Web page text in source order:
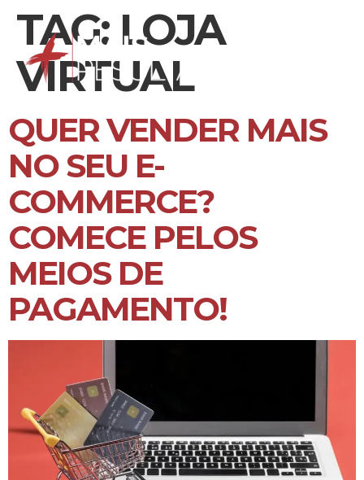
TAG: LOJA
VIRTUAL
QUER VENDER MAIS
NO SEU E-
COMMERCE?
COMECE PELOS
MEIOS DE
PAGAMENTO!